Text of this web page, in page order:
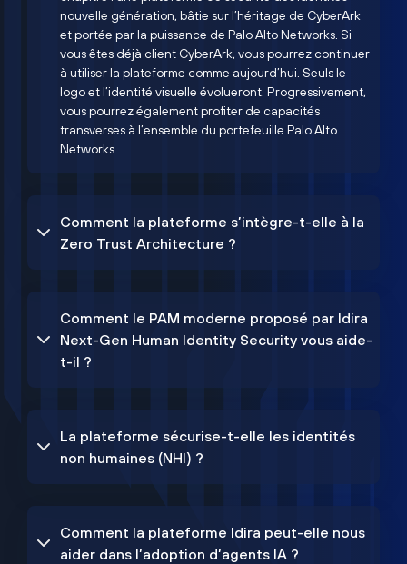
nouvelle génération, bâtie sur l’héritage de CyberArk
et portée par la puissance de Palo Alto Networks. Si
vous êtes déjà client CyberArk, vous pourrez continuer
à utiliser la plateforme comme aujourd’hui. Seuls le
logo et l’identité visuelle évolueront. Progressivement,
vous pourrez également profiter de capacités
transverses à l’ensemble du portefeuille Palo Alto
Networks.
Comment la plateforme s’intègre-t-elle à la
Zero Trust Architecture ?
Comment le PAM moderne proposé par Idira
Next-Gen Human Identity Security vous aide-
t-il ?
La plateforme sécurise-t-elle les identités
non humaines (NHI) ?
Comment la plateforme Idira peut-elle nous
aider dans l’adoption d’agents IA ?